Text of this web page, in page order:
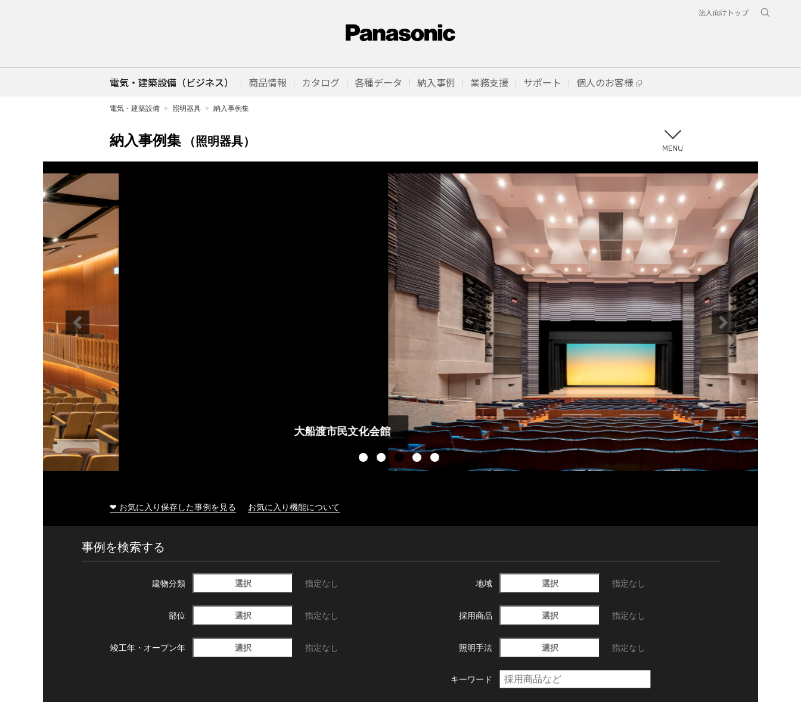
法人向けトップ
電気・建築設備（ビジネス） 商品情報 カタログ 各種データ 納入事例 業務支援 サポート 個人のお客様
電気・建築設備 照明器具 納入事例集
納入事例集 （照明器具）
大船渡市民文化会館
❤ お気に入り保存した事例を見る お気に入り機能について
事例を検索する
建物分類 選択 指定なし 地域 選択 指定なし
部位 選択 指定なし 採用商品 選択 指定なし
竣工年・ オープン年 選択 指定なし 照明手法 選択 指定なし
キーワード